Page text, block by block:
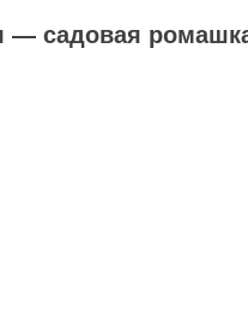
— садовая